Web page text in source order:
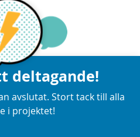
deltagande!
avslutat. Stort tack till alla
i projektet!